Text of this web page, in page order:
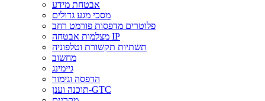
אבטחת מידע
מסכי מגע גדולים
פלוטרים מדפסות פורמט רחב
מצלמות אבטחה IP
תשתיות תקשורת וטלפוניה
מחשוב
גיימינג
הדפסה וגימור
תוכנה וענן-GTC